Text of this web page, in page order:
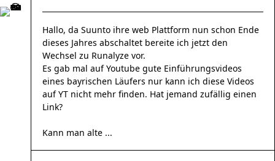
Hallo, da Suunto ihre web Plattform nun schon Ende
dieses Jahres abschaltet bereite ich jetzt den
Wechsel zu Runalyze vor.
Es gab mal auf Youtube gute Einführungsvideos
eines bayrischen Läufers nur kann ich diese Videos
auf YT nicht mehr finden. Hat jemand zufällig einen
Link?
Kann man alte ...